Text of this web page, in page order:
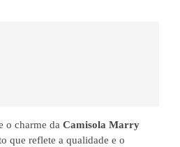
o charme da Camisola Marry
que reflete a qualidade e o